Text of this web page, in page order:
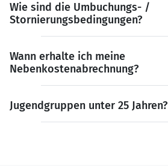
Wie sind die Umbuchungs- /
Stornierungsbedingungen?
Wann erhalte ich meine
Nebenkostenabrechnung?
Jugendgruppen unter 25 Jahren?